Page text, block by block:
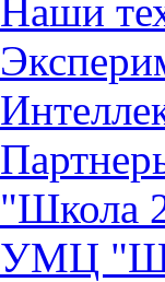
Наши
"Школа
УМЦ